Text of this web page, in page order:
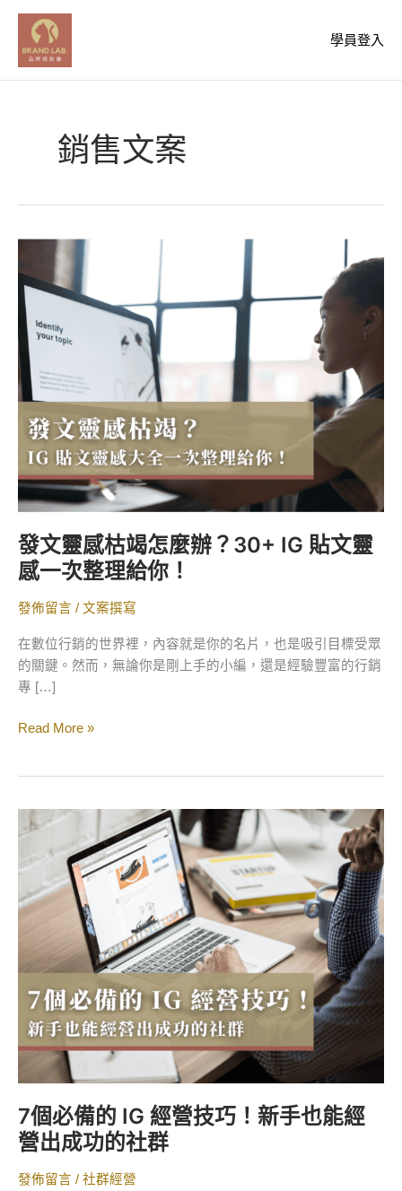
學員登入
銷售文案
發文靈感枯竭怎麼辦？30+ IG 貼文靈
感一次整理給你！
發佈留言 / 文案撰寫
在數位行銷的世界裡，內容就是你的名片，也是吸引目標受眾
的關鍵。然而，無論你是剛上手的小編，還是經驗豐富的行銷
專 […]
發
文
靈
感
枯
竭
怎
麼
辦？
30+
IG
貼
文
感
一
整
理
給
你！
Read More »
7個必備的 IG 經營技巧！新手也能經
營出成功的社群
發佈留言 / 社群經營
個
必
的
經
營
技
巧！
新
也
經
營
成